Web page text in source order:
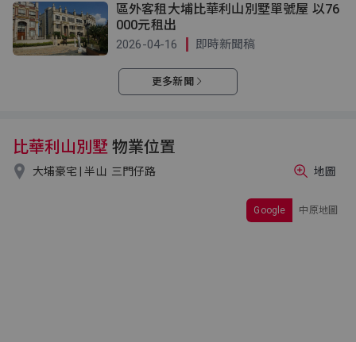
區外客租大埔比華利山別墅單號屋 以76
000元租出
2026-04-16 即時新聞稿
更多新聞
比華利山別墅 物業位置
 大埔豪宅 | 半山 三門仔路
Google 中原地圖
地圖